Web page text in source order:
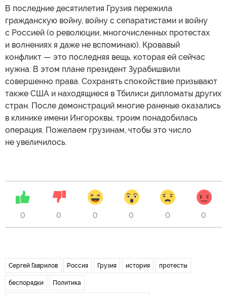
В последние десятилетия Грузия пережила
гражданскую войну, войну с сепаратистами и войну
с Россией (о революции, многочисленных протестах
и волнениях я даже не вспоминаю). Кровавый
конфликт — это последняя вещь, которая ей сейчас
нужна. В этом плане президент Зурабишвили
совершенно права. Сохранять спокойствие призывают
также США и находящиеся в Тбилиси дипломаты других
стран. После демонстраций многие раненые оказались
в клинике имени Ингороквы, троим понадобилась
операция. Пожелаем грузинам, чтобы это число
не увеличилось.
0 0 0 0 0 0
Сергей Гаврилов Россия Грузия история протесты
беспорядки Политика